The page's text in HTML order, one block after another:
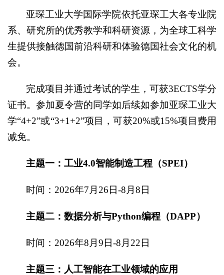
亚琛工业大学国际学院依托亚琛工大各专业院
系、研究所的优秀教学和科研资源，为全球工科学
生提供接触德国前沿科研和体验德国社会文化的机
会。
完成项目并通过考试的学生，可获3ECTS学分
证书。参加夏令营的同学如后续如参加亚琛工业大
学“4+2”或“3+1+2”项目，可获20%或15%项目费用
减免。
主题一：工业4.0智能制造工程（SPEI）
时间：2026年7月26日-8月8日
主题二：数据分析与Python编程（DAPP）
时间：2026年8月9日-8月22日
主题三：人工智能在工业领域的应用